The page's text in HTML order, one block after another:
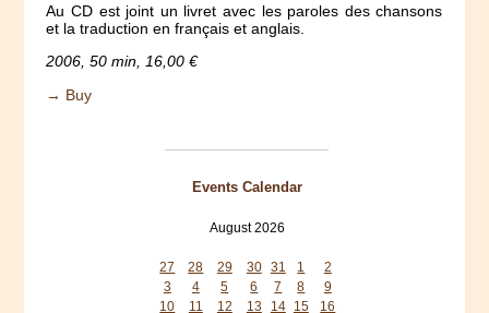
Au CD est joint un livret avec les paroles des chansons
et la traduction en français et anglais.
2006, 50 min, 16,00 €
→ Buy
Events Calendar
August 2026
27
28 29 30 31 1
2
3
4 5 6 7 8
9
10
11 12 13 14 15
16